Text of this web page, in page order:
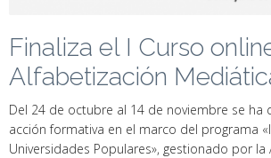
Finaliza el I Curso
Alfabetización
Del 24 de octubre al 14 de noviembre se ha
acción formativa en el marco del programa
Universidades Populares», gestionado por la